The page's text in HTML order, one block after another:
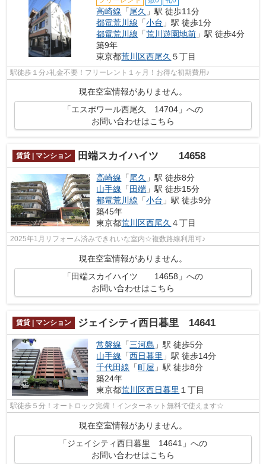
高崎線 「尾久 」駅 徒歩11分
都電荒川線 「小台 」駅 徒歩1分
都電荒川線 「荒川遊園地前 」駅 徒歩4分
築9年
東京都荒川区西尾久 ５丁目
駅徒歩１分♪礼金不要！フリーレント１ヶ月！お得な初期費用♪
現在空室情報がありません。
「エスポワール西尾久 14704」への
お問い合わせはこちら
賃貸 | マンション 田端スカイハイツ 14658
高崎線 「尾久 」駅 徒歩8分
山手線 「 田端 」駅 徒歩15分
都電荒川線 「小台 」駅 徒歩9分
築45年
東京都荒川区西尾久 ４丁目
2025年1月リフォーム済みできれいな室内☆複数路線利用可♪
現在空室情報がありません。
「田端スカイハイツ 14658」への
お問い合わせはこちら
賃貸 | マンション ジェイシティ西日暮里 14641
常磐線 「三河島 」駅 徒歩5分
山手線 「西日暮里 」駅 徒歩14分
千代田線 「町屋 」駅 徒歩8分
築24年
東京都荒川区西日暮里 １丁目
駅徒歩５分！オートロック完備！インターネット無料で使えます☆
現在空室情報がありません。
「ジェイシティ西日暮里 14641」への
お問い合わせはこちら